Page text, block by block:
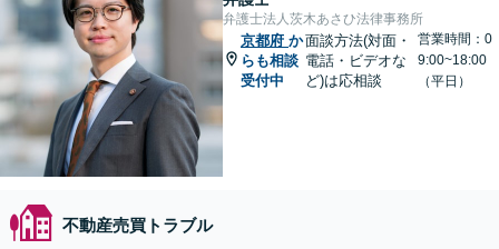
弁護士法人茨木あさひ法律事務所
京都府 か
らも相談
受付中
面談方法(対面・
電話・ビデオな
ど)は応相談
営業時間：0
9:00~18:00
（平日）
不動産売買トラブル